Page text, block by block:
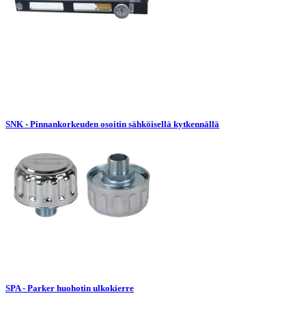
SNK - Pinnankorkeuden osoitin sähköisellä kytkennällä
SPA - Parker huohotin ulkokierre